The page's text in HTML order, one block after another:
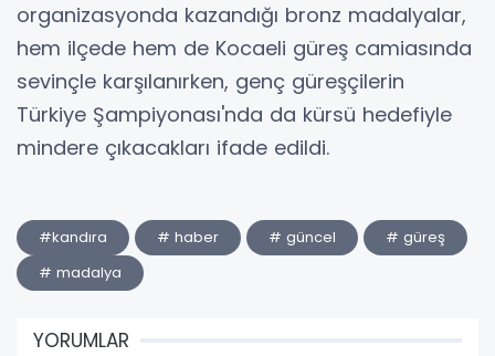
organizasyonda kazandığı bronz madalyalar,
hem ilçede hem de Kocaeli güreş camiasında
sevinçle karşılanırken, genç güreşçilerin
Türkiye Şampiyonası'nda da kürsü hedefiyle
mindere çıkacakları ifade edildi.
#kandıra # haber # güncel
# güreş
# madalya
YORUMLAR